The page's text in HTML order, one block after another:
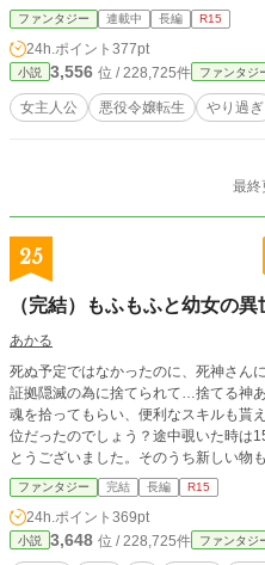
新たな生を受けていた。 寛子の記憶
話に合わせようとやり込んだゲームの
は第一皇子に婚約破棄を突き付けられ
は、バッドエンドを回避すべく動き出
こす行動の結果が明後日の方向に向かうこと
て一章は努力で能力上昇。二章は自分
稿しております。 ※こちらでのコメ
ファンタジー 連載中 長編 R15
24h.ポイント 377pt
小説 3,556 位 / 228,725件 ファンタジ
女主人公 悪役令嬢転生 やり過ぎ
最終
25
（完結）もふもふと幼女の
あかる
死ぬ予定ではなかったのに、死神さん
証拠隠滅の為に捨てられて…捨てる神
魂を拾ってもらい、便利なスキルも貰えました！ 完結しました
位だったのでしょう？途中覗いた時は
とうございました。そのうち新しい物
します。
ファンタジー 完結 長編 R15
24h.ポイント 369pt
小説 3,648 位 / 228,725件 ファンタジ